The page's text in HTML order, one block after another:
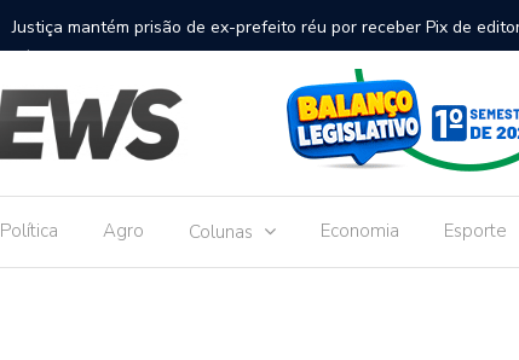
Construção do terminal de passageiros no Aeroporto de
9,8 milhões
Política Agro Colunas Economia Esporte